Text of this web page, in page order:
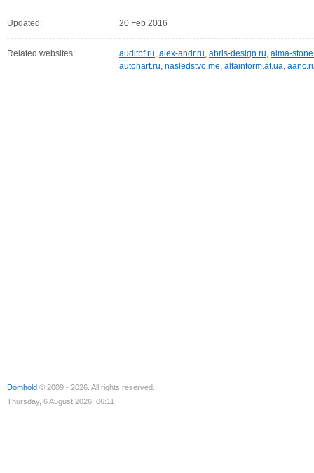
Updated: 20 Feb 2016
Related websites: auditbf.ru, alex-andr.ru, abris-design.ru, alma-
autohart.ru, nasledstvo.me, alfainform.at.ua,
Domhold © 2009 - 2026. All rights reserved.
Thursday, 6 August 2026, 06:11